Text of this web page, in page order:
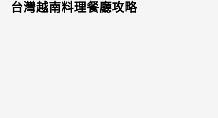
台灣越南料理餐廳攻略